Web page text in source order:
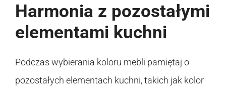
Harmonia z pozostałymi
elementami kuchni
Podczas wybierania koloru mebli pamiętaj o
pozostałych elementach kuchni, takich jak kolor